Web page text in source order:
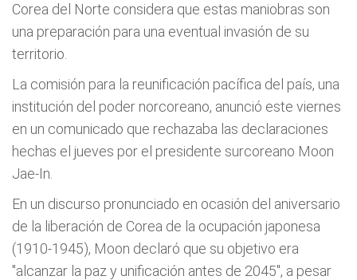
Corea del Norte considera que estas maniobras son
una preparación para una eventual invasión de su
territorio.
La comisión para la reunificación pacífica del país, una
institución del poder norcoreano, anunció este viernes
en un comunicado que rechazaba las declaraciones
hechas el jueves por el presidente surcoreano Moon
Jae-In.
En un discurso pronunciado en ocasión del aniversario
de la liberación de Corea de la ocupación japonesa
(1910-1945), Moon declaró que su objetivo era
"alcanzar la paz y unificación antes de 2045", a pesar